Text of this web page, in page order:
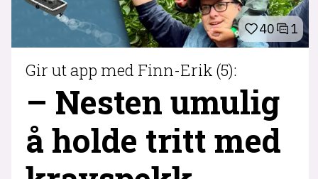
40 1
Gir ut app med Finn-Erik (5):
– Nesten umulig
å holde tritt med